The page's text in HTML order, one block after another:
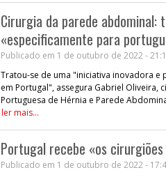
Cirurgia da parede
«especificamente para
Publicado em 1 de outubro de 2022 -
Tratou-se de uma "iniciativa inovadora
em Portugal", assegura Gabriel
Portuguesa de Hérnia e Parede
ler mais...
Portugal recebe «os
Publicado em 1 de outubro de 2022 -